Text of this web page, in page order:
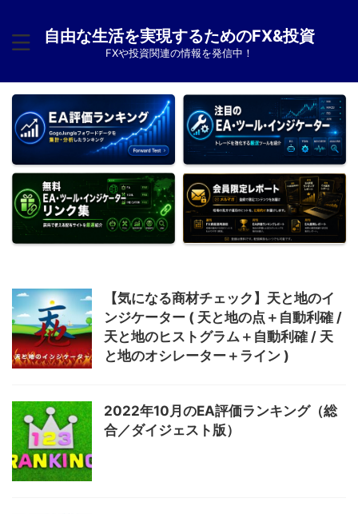
自由な生活を実現するためのFX&投資
FXや投資関連の情報を発信中！
【気になる商材チェック】天と地のイ
ンジケーター ( 天と地の点＋自動利確 /
天と地のヒストグラム＋自動利確 / 天
と地のオシレーター＋ライン )
2022年10月のEA評価ランキング（総
合／ダイジェスト版）